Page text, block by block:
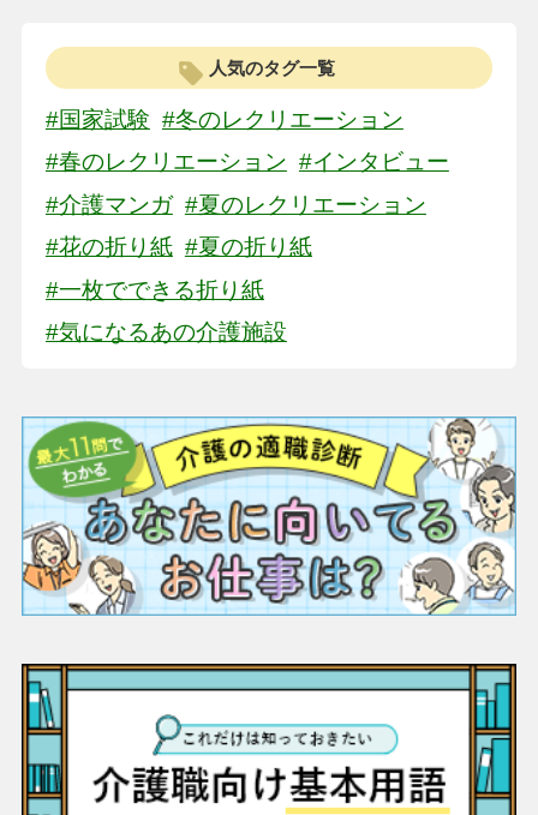
人気のタグ一覧
#国家試験 #冬のレクリエーション
#春のレクリエーション #インタビュー
#介護マンガ #夏のレクリエーション
#花の折り紙 #夏の折り紙
#一枚でできる折り紙
#気になるあの介護施設